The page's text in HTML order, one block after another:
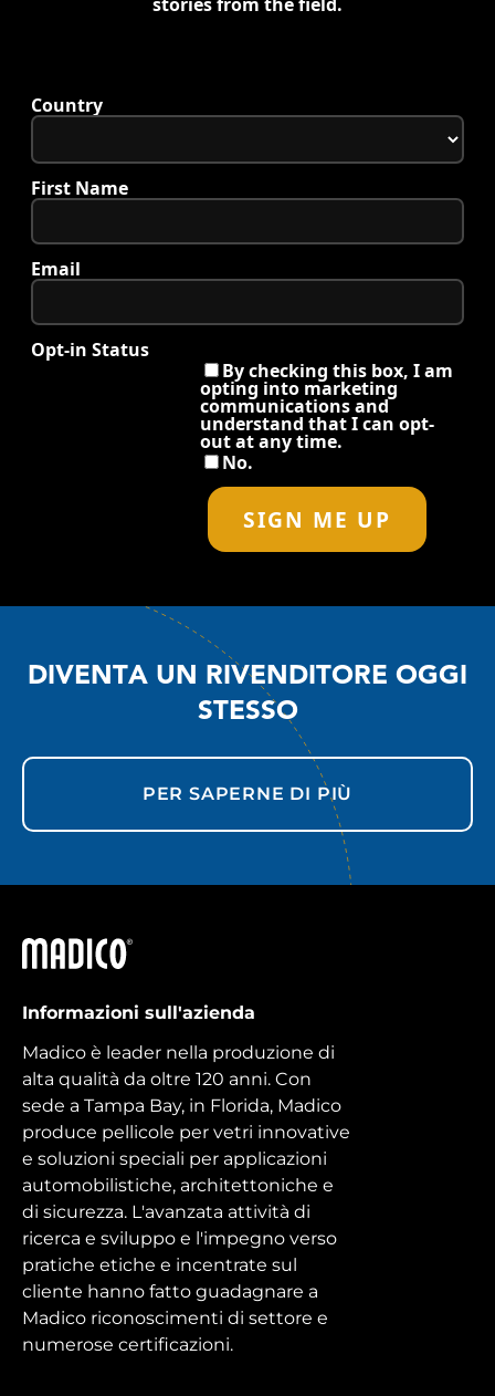
DIVENTA UN RIVENDITORE OGGI
STESSO
PER SAPERNE DI PIÙ
Madico
Informazioni sull'azienda
Madico è leader nella produzione di
alta qualità da oltre 120 anni. Con
sede a Tampa Bay, in Florida, Madico
produce pellicole per vetri innovative
e soluzioni speciali per applicazioni
automobilistiche, architettoniche e
di sicurezza. L'avanzata attività di
ricerca e sviluppo e l'impegno verso
pratiche etiche e incentrate sul
cliente hanno fatto guadagnare a
Madico riconoscimenti di settore e
numerose certificazioni.